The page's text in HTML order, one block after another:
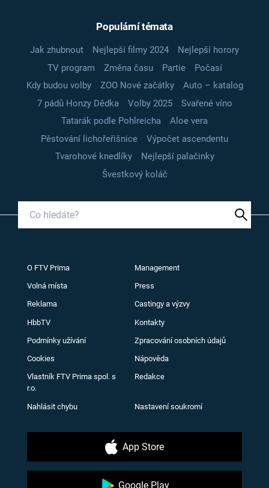
Populární témata
Jak zhubnout Nejlepší filmy 2024
Nejlepší horory
TV program
Změna času Partie
Počasí
Kdy budou volby
ZOO Nové začátky
Auto – katalog
7 pádů Honzy Dědka
Volby 2025
Svařené víno
Tatarák podle Pohlreicha
Aloe vera
Pěstování lichořeřišnice
Výpočet ascendentu
Tvarohové knedlíky
Nejlepší palačinky
Švestkový koláč
O FTV Prima Management
Volná místa Press
Reklama Castingy a výzvy
HbbTV Kontakty
Podmínky užívání Zpracování osobních údajů
Cookies Nápověda
Vlastník FTV Prima spol. s
r.o.
Redakce
Nahlásit chybu Nastavení soukromí
App Store
Google Play